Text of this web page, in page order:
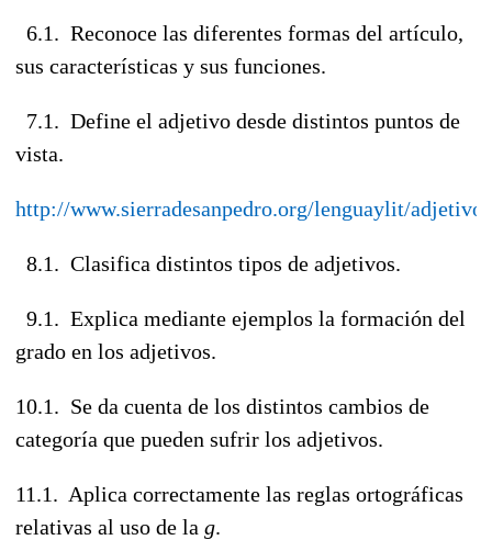
6.1. Reconoce las diferentes formas del artículo,
sus características y sus funciones.
7.1. Define el adjetivo desde distintos puntos de
vista.
http://www.sierradesanpedro.org/lenguaylit/
8.1. Clasifica distintos tipos de adjetivos.
9.1. Explica mediante ejemplos la formación del
grado en los adjetivos.
10.1. Se da cuenta de los distintos cambios de
categoría que pueden sufrir los adjetivos.
11.1. Aplica correctamente las reglas ortográficas
relativas al uso de la g.